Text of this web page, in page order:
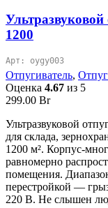
1200
Арт: oygy003
Отпугиватель,
Оценка 4.67 из 5
299.00 Br
Ультразвуковой
для склада,
1200 м². Корпус-
равномерно
помещения.
перестройкой —
220 В. Не слышен